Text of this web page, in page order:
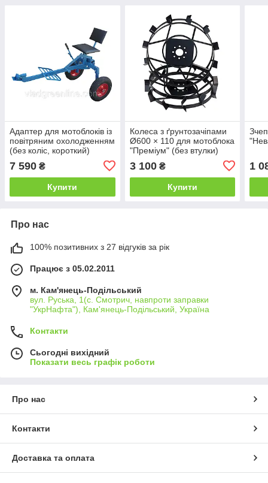
Адаптер для мотоблоків із
повітряним охолодженням
(без коліс, короткий)
7 590 ₴
Купити
Колеса з ґрунтозачіпами
Ø600 × 110 для мотоблока
"Преміум" (без втулки)
3 100₴
Купити
1
Про нас
100% позитивних з 27 відгуків за рік
Працює з 05.02.2011
м. Кам'янець-Подільський
вул. Руська, 1(с. Смотрич, навпроти заправки
"УкрНафта"), Кам'янець-Подільський, Україна
Контакти
Сьогодні вихідний
Показати весь графік роботи
Про нас
Контакти
Доставка та оплата